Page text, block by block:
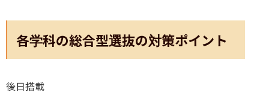
各学科の総合型選抜の対策ポイント
後日搭載